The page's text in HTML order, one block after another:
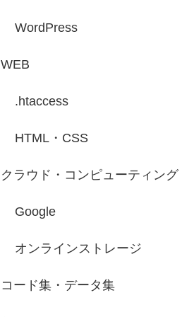
WordPress
WEB
.htaccess
HTML・CSS
クラウド・コンピューティング
Google
オンラインストレージ
コード集・データ集